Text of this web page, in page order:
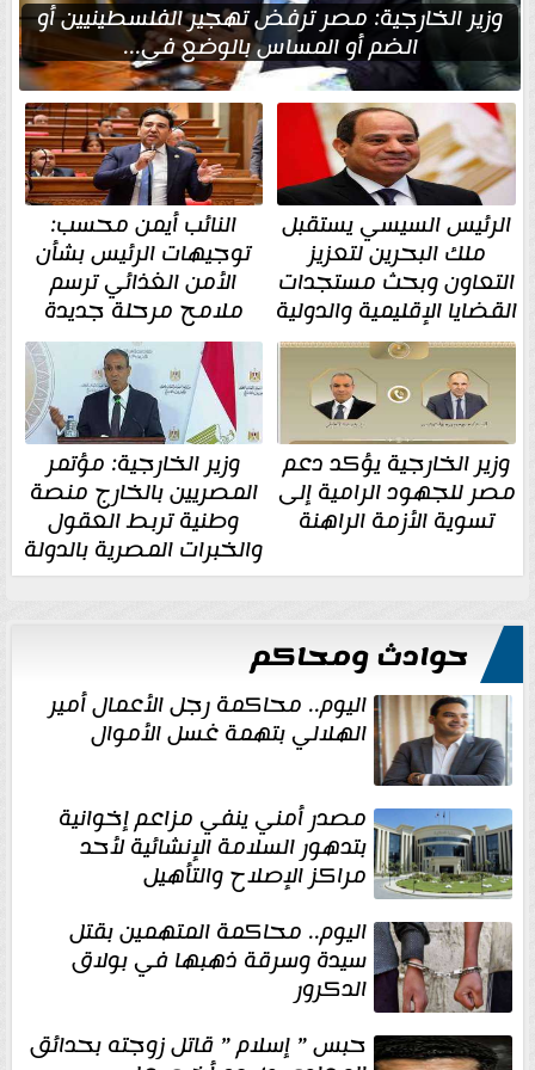
وزير الخارجية: مصر ترفض تهجير الفلسطينيين أو
الضم أو المساس بالوضع في...
الرئيس السيسي يستقبل
ملك البحرين لتعزيز
التعاون وبحث مستجدات
القضايا الإقليمية والدولية
النائب أيمن محسب:
توجيهات الرئيس بشأن
الأمن الغذائي ترسم
ملامح مرحلة جديدة
وزير الخارجية يؤكد دعم
مصر للجهود الرامية إلى
تسوية الأزمة الراهنة
وزير الخارجية: مؤتمر
المصريين بالخارج منصة
وطنية تربط العقول
والخبرات المصرية بالدولة
حوادث ومحاكم
اليوم.. محاكمة رجل الأعمال أمير
الهلالي بتهمة غسل الأموال
مصدر أمني ينفي مزاعم إخوانية
بتدهور السلامة الإنشائية لأحد
مراكز الإصلاح والتأهيل
اليوم.. محاكمة المتهمين بقتل
سيدة وسرقة ذهبها في بولاق
الدكرور
حبس ” إسلام ” قاتل زوجته بحدائق